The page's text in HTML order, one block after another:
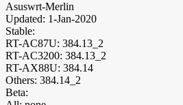
Asuswrt-Merlin
Updated: 1-Jan-2020
Stable:
RT-AC87U: 384.13_2
RT-AC3200: 384.13_2
RT-AX88U: 384.14
Others: 384.14_2
Beta: